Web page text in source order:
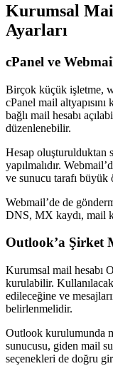
Kurumsal
Ayarları
cPanel ve
Birçok küçük işletme,
cPanel mail
bağlı mail hesabı
düzenlenebilir.
Hesap oluşturulduktan
yapılmalıdır.
ve sunucu tarafı büyük
Webmail’de de
DNS, MX kaydı, mail
Outlook’a Şirket
Kurumsal mail hesabı
kurulabilir.
edileceğine ve
belirlenmelidir.
Outlook kurulumunda
sunucusu, giden mail
seçenekleri de doğru